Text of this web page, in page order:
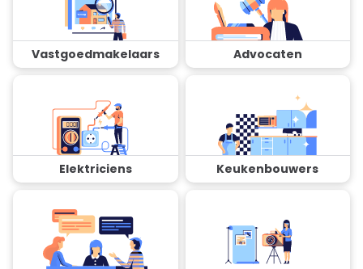
Vastgoedmakelaars Advocaten
Elektriciens Keukenbouwers